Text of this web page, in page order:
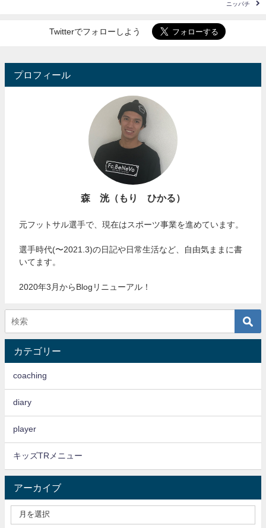
ニッパチ
Twitterでフォローしよう
プロフィール
森 洸（もり ひかる）
元フットサル選手で、現在はスポーツ事業を進めています。
選手時代(〜2021.3)の日記や日常生活など、自由気ままに書
いてます。
2020年3月からBlogリニューアル！
カテゴリー
coaching
diary
player
キッズTRメニュー
アーカイブ